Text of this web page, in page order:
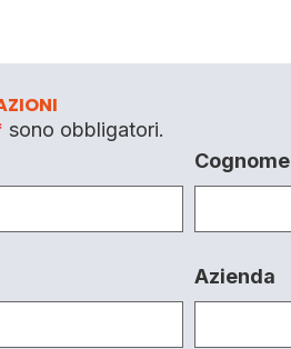
sono obbligatori.
Cognome
Azienda